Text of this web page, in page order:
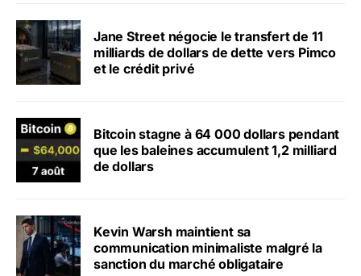
Jane Street négocie le transfert de 11
milliards de dollars de dette vers Pimco
et le crédit privé
Bitcoin stagne à 64 000 dollars pendant
que les baleines accumulent 1,2 milliard
de dollars
Kevin Warsh maintient sa
communication minimaliste malgré la
sanction du marché obligataire